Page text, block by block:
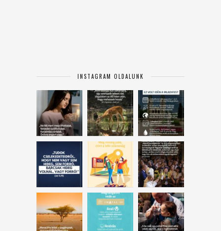
INSTAGRAM OLDALUNK